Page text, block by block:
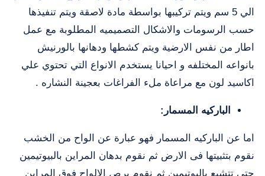
الي 5 سم ويتم تركيبها بواسطة مادة لاصقة ويتم تنفيذها
حسب الرسومات والاشكال التصميميه المطلوبة مع عمل
اطار من نفس الارضية ويتم كشطها ودهانها بالورنيش
بانواعه المختلفه و احيانا يستخدم الانواع التي تحتوي علي
اكاسيد لون مع مراعاة ملء الفراغات بعجينة النشاره .
الباركيه المسمار:
اما عن الباركيه المسمار فهو عبارة عن الواح من الخشب
نقوم بتثبيتها فى الارض ثم نقوم بدهان المراين بالبيوتيمين
حتى تتشبع بالبوتيمين ثم نقوم برص الالواح فوق المراين